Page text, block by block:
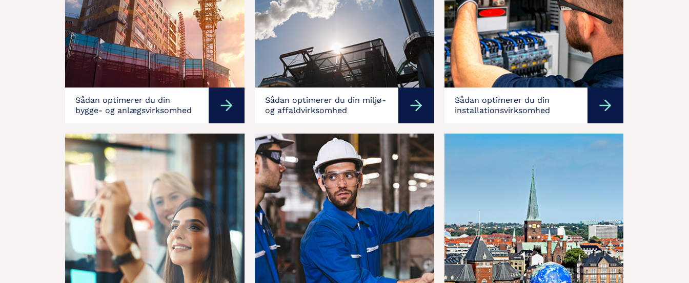
Sådan optimerer du din
bygge- og anlægsvirksomhed
Sådan optimerer du din miljø-
og affaldvirksomhed
Sådan optimerer du din
installationsvirksomhed